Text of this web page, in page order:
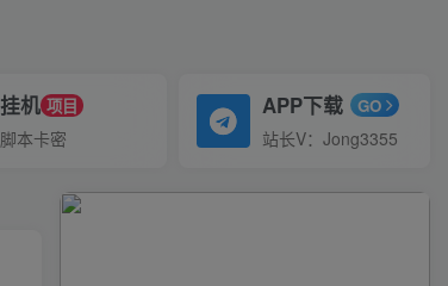
挂机 项目
脚本卡密
APP下载 GO
站长V：Jong3355